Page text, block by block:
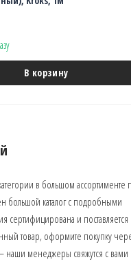
В корзину
в большом ассортименте
большой каталог с подробными
и поставляется
товар, оформите покупку
наши менеджеры свяжутся с вами